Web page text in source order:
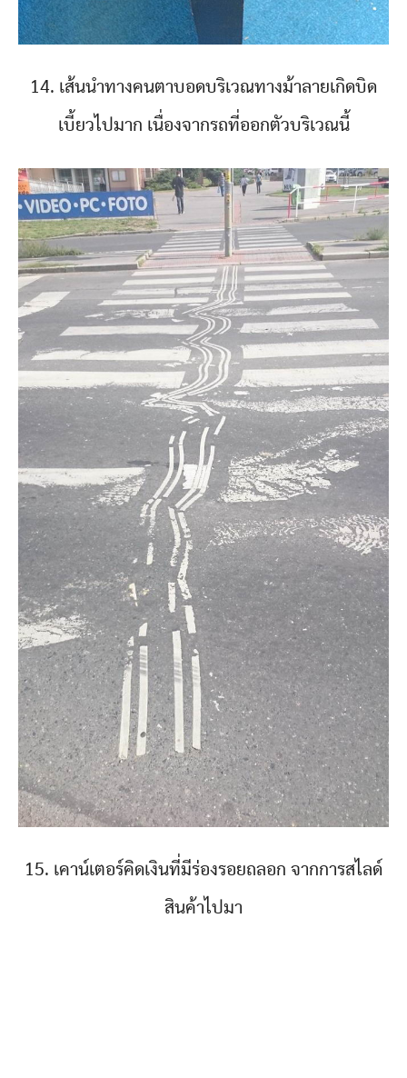
14. เส้นนำทางคนตาบอดบริเวณทางม้าลายเกิดบิด
เบี้ยวไปมาก เนื่องจากรถที่ออกตัวบริเวณนี้
15. เคาน์เตอร์คิดเงินที่มีร่องรอยถลอก จากการสไลด์
สินค้าไปมา